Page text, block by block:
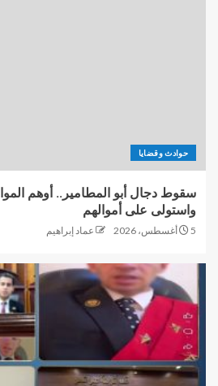
حوادث وقضايا
سقوط دجال أبو المطامير.. أوهم
واستولى على أموالهم
5 أغسطس، 2026 عماد إبراهيم